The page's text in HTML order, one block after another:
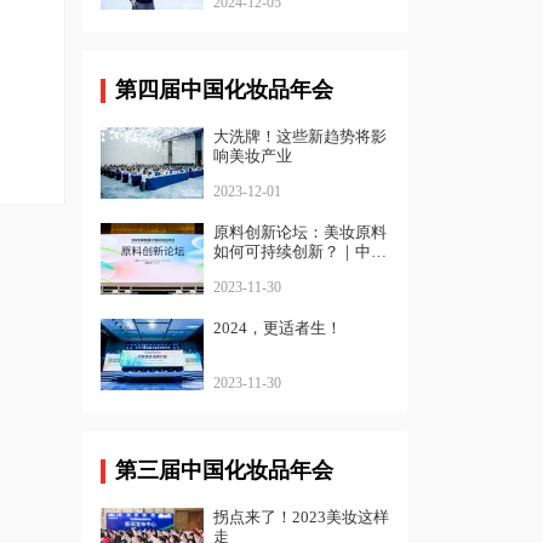
第四届中国化妆品年会
大洗牌！这些新趋势将影
响美妆产业
2023-12-01
原料创新论坛：美妆原料
如何可持续创新？｜中国
2023-11-30
2024，更适者生！
2023-11-30
第三届中国化妆品年会
拐点来了！2023美妆这样
走